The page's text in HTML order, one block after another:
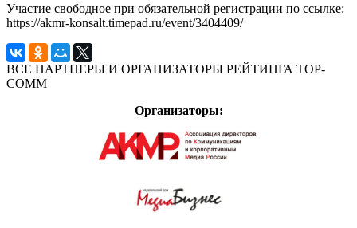
Участие свободное при обязательной регистрации по ссылке:
https://akmr-konsalt.timepad.ru/event/3404409/
ВСЕ ПАРТНЕРЫ И ОРГАНИЗАТОРЫ РЕЙТИНГА TOP-
COMM
Организаторы: